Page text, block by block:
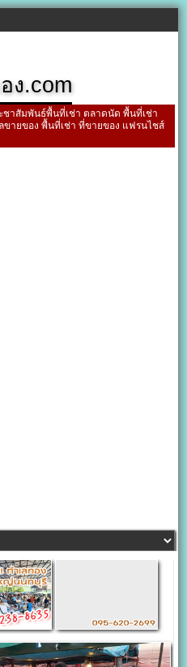
ง.com
ชาสัมพันธ์พื้นที่เช่า ตลาดนัด พื้นที่เช่า
ขายของ พื้นที่เช่า ที่ขายของ แฟรนไชส์